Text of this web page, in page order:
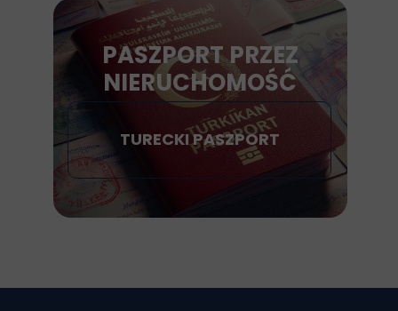
PASZPORT PRZEZ
NIERUCHOMOŚĆ
TURECKI PASZPORT